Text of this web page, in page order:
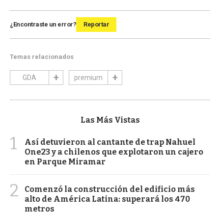
¿Encontraste un error? Reportar
Temas relacionados
GDA premium
Las Más Vistas
1
Así detuvieron al cantante de trap Nahuel
One23 y a chilenos que explotaron un cajero
en Parque Miramar
2
Comenzó la construcción del edificio más
alto de América Latina: superará los 470
metros